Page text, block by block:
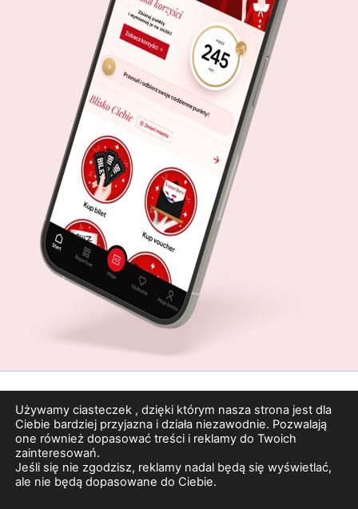
Wyjątkowe miejsce na rozrywkowej mapie Poznania. Jedyny taki
obiekt, który zachował przedwojenny klimat dzięki architekturze i
dekoracjom w stylu art deco. Dwie sale, kawiarnia, seanse filmowe i
przedstawienia teatralne czekają na gości chcących poczuć klimat
Używamy ciasteczek , dzięki którym nasza strona jest dla
Ciebie bardziej przyjazna i działa niezawodnie. Pozwalają
one również dopasować treści i reklamy do Twoich
zainteresowań.
Jeśli się nie zgodzisz, reklamy nadal będą się wyświetlać,
ale nie będą dopasowane do Ciebie.